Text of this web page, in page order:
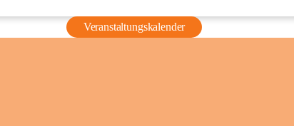
Veranstaltungskalender